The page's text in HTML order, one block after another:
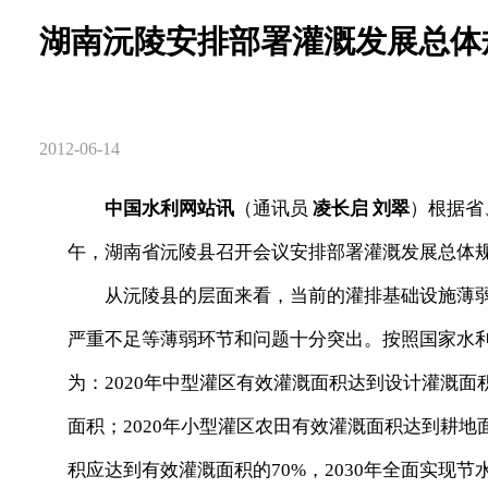
湖南沅陵安排部署灌溉发展总
2012-06-14
中国水利网站讯 （通讯员 凌长启 刘翠）根据
午，湖南省沅陵县召开会议安排部署灌溉发展总体
从沅陵县的层面来看，当前的灌排基础设施薄
严重不足等薄弱环节和问题十分突出。按照国家
为：2020年中型灌区有效灌溉面积达到设计灌溉
面积；2020年小型灌区农田有效灌溉面积达到耕地
积应达到有效灌溉面积的70%，2030年全面实现节